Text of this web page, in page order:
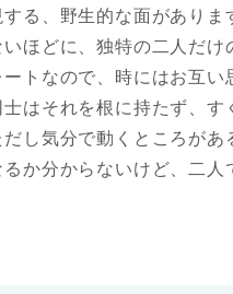
る、野生的な面があり
ほどに、独特の二人だ
トなので、時にはお互
はそれを根に持たず、
し気分で動くところが
か分からないけど、二